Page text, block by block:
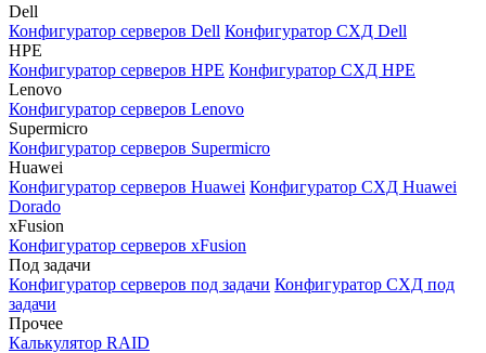
Dell
Конфигуратор серверов Dell Конфигуратор СХД Dell
HPE
Конфигуратор серверов HPE Конфигуратор СХД HPE
Lenovo
Конфигуратор серверов Lenovo
Supermicro
Конфигуратор серверов Supermicro
Huawei
Конфигуратор серверов Huawei Конфигуратор СХД Huawei
Dorado
xFusion
Конфигуратор серверов xFusion
Под задачи
Конфигуратор серверов под задачи Конфигуратор СХД под
задачи
Прочее
Калькулятор RAID